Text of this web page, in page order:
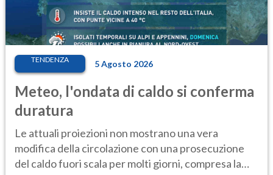
TENDENZA 5 Agosto 2026
Meteo, l'ondata di caldo si conferma
duratura
Le attuali proiezioni non mostrano una vera
modifica della circolazione con una prosecuzione
del caldo fuori scala per molti giorni, compresa la